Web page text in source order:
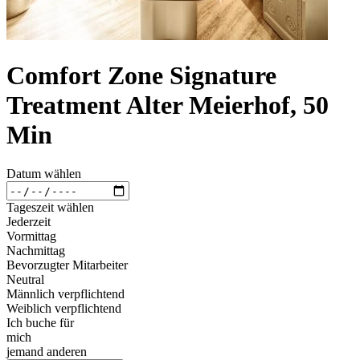
Comfort Zone Signature
Treatment Alter Meierhof, 50
Min
Datum wählen
Tageszeit wählen
Jederzeit
Vormittag
Nachmittag
Bevorzugter Mitarbeiter
Neutral
Männlich verpflichtend
Weiblich verpflichtend
Ich buche für
mich
jemand anderen